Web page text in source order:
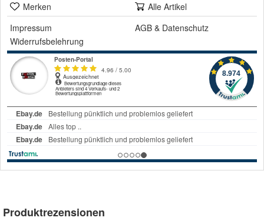
Merken
Alle Artikel
Impressum
AGB & Datenschutz
Widerrufsbelehrung
Produktrezensionen